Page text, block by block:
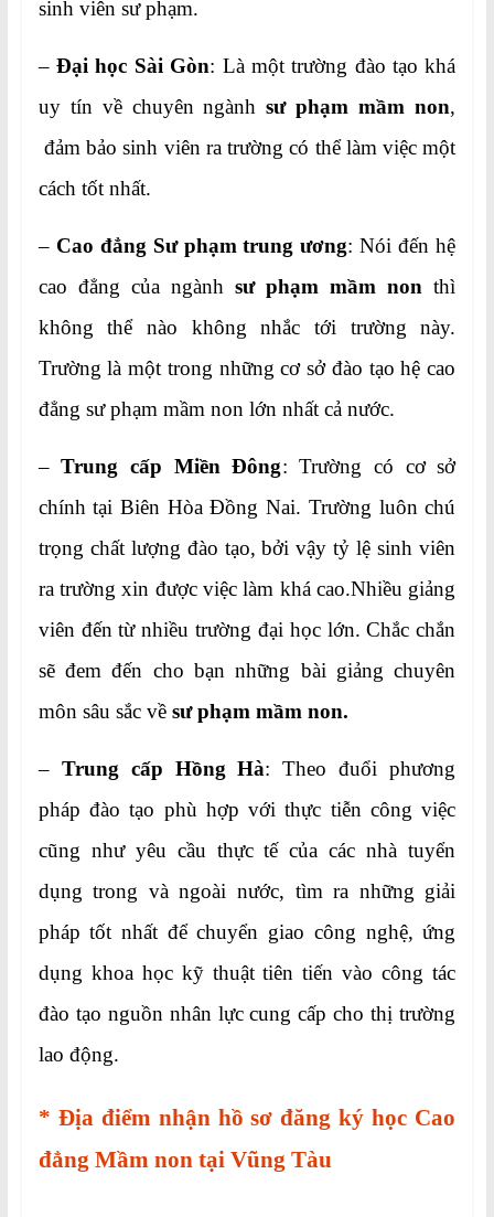
sinh viên sư phạm.
–Đại học Sài Gòn: Là một trường đào tạo khá
uy tín về chuyên ngànhsư phạm mầm non,
đảm bảo sinh viên ra trường có thể làm việc một
cách tốt nhất.
– Cao đẳng Sư phạm trung ương: Nói đến hệ
cao đẳng của ngành sư phạm mầm non thì
không thể nào không nhắc tới trường này.
Trường là một trong những cơ sở đào tạo hệ cao
đẳng sư phạm mầm non lớn nhất cả nước.
–Trung cấp Miền Đông: Trường có cơ sở
chính tại Biên Hòa Đồng Nai. Trường luôn chú
trọng chất lượng đào tạo, bởi vậy tỷ lệ sinh viên
ra trường xin được việc làm khá cao.Nhiều giảng
viên đến từ nhiều trường đại học lớn. Chắc chắn
sẽ đem đến cho bạn những bài giảng chuyên
môn sâu sắc về sư phạm mầm non.
– Trung cấp Hồng Hà: Theo đuổi phương
pháp đào tạo phù hợp với thực tiễn công việc
cũng như yêu cầu thực tế của các nhà tuyển
dụng trong và ngoài nước, tìm ra những giải
pháp tốt nhất để chuyển giao công nghệ, ứng
dụng khoa học kỹ thuật tiên tiến vào công tác
đào tạo nguồn nhân lực cung cấp cho thị trường
lao động.
* Địa điểm nhận hồ sơ đăng ký học Cao
đẳng Mầm non tại Vũng Tàu